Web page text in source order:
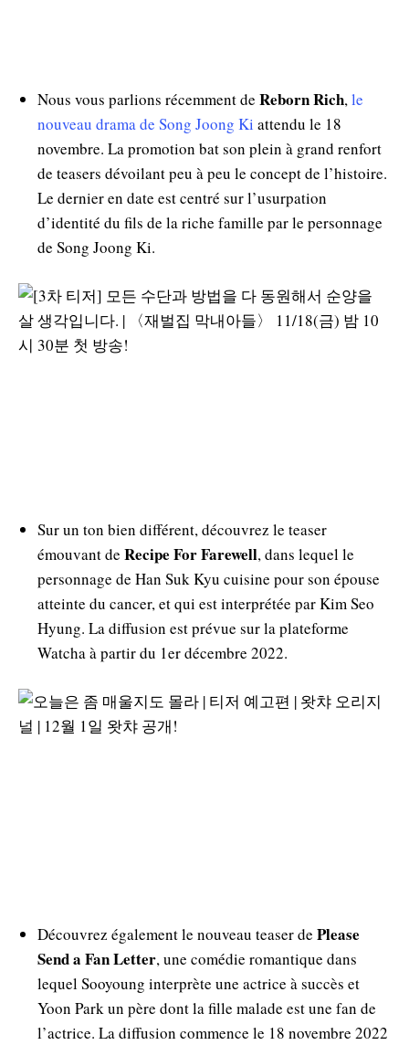
Nous vous parlions récemment de Reborn Rich,le
nouveau drama de Song Joong Ki attendu le 18
novembre. La promotion bat son plein à grand renfort
de teasers dévoilant peu à peu le concept de l’histoire.
Le dernier en date est centré sur l’usurpation
d’identité du fils de la riche famille par le personnage
de Song Joong Ki.
Sur un ton bien différent, découvrez le teaser
émouvant de Recipe For Farewell, dans lequel le
personnage de Han Suk Kyu cuisine pour son épouse
atteinte du cancer, et qui est interprétée par Kim Seo
Hyung. La diffusion est prévue sur la plateforme
Watcha à partir du 1er décembre 2022.
Découvrez également le nouveau teaser de Please
Send a Fan Letter, une comédie romantique dans
lequel Sooyoung interprète une actrice à succès et
Yoon Park un père dont la fille malade est une fan de
l’actrice. La diffusion commence le 18 novembre 2022